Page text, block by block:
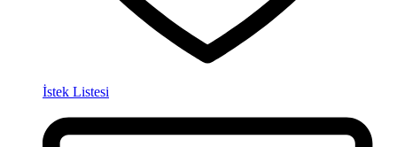
İstek Listesi